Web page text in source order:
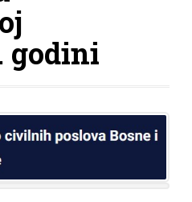
godini